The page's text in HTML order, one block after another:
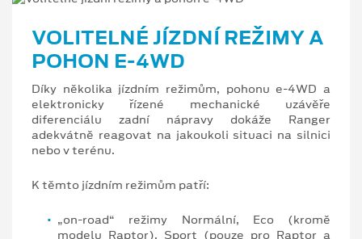
VOLITELNÉ JÍZDNÍ REŽIMY A
POHON E-4WD
Díky několika jízdním režimům, pohonu e-4WD a
elektronicky řízené mechanické uzávěře
diferenciálu zadní nápravy dokáže Ranger
adekvátně reagovat na jakoukoli situaci na silnici
nebo v terénu.
K těmto jízdním režimům patří:
„on-road“ režimy Normální, Eco (kromě
modelu Raptor), Sport (pouze pro Raptor a